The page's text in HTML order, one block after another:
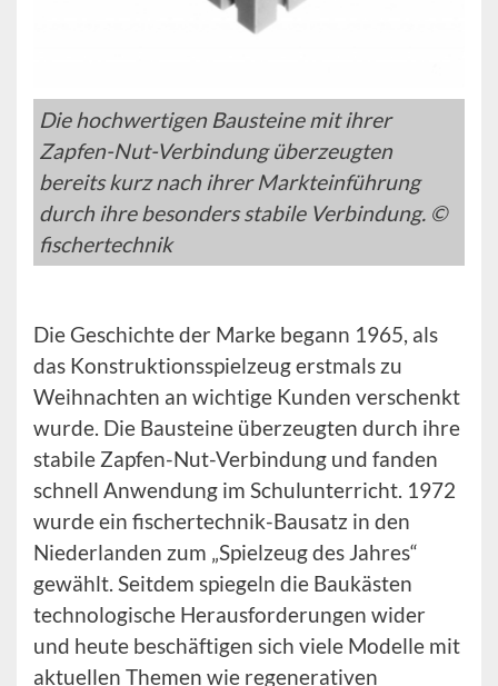
Die hochwertigen Bausteine mit ihrer
Zapfen-Nut-Verbindung überzeugten
bereits kurz nach ihrer Markteinführung
durch ihre besonders stabile Verbindung. ©
fischertechnik
Die Geschichte der Marke begann 1965, als
das Konstruktionsspielzeug erstmals zu
Weihnachten an wichtige Kunden verschenkt
wurde. Die Bausteine überzeugten durch ihre
stabile Zapfen-Nut-Verbindung und fanden
schnell Anwendung im Schulunterricht. 1972
wurde ein fischertechnik-Bausatz in den
Niederlanden zum „Spielzeug des Jahres“
gewählt. Seitdem spiegeln die Baukästen
technologische Herausforderungen wider
und heute beschäftigen sich viele Modelle mit
aktuellen Themen wie regenerativen